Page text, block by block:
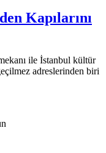
Kapılarını
ile İstanbul kültür
adreslerinden biri